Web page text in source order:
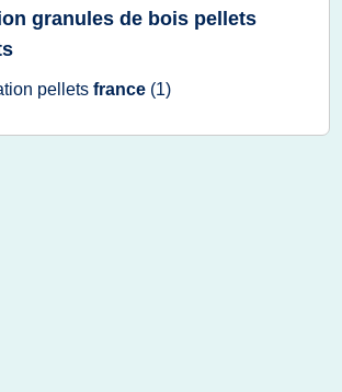
granules de bois pellets
pellets france (1)